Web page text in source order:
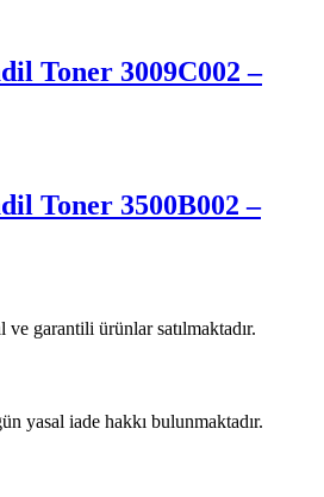
Toner 3009C002 –
Toner 3500B002 –
garantili ürünlar satılmaktadır.
yasal iade hakkı bulunmaktadır.